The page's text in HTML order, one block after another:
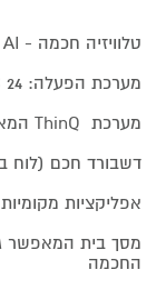
טלוויזיה חכמה - ThinQ AI
מערכת הפעלה: webOS 24
מערכת ThinQ המאפשרת שליטה קולית בעברית בטלוויזיה
דשבורד חכם (לוח
אפליקציות מקומיות
מסך בית המאפשר
החכמה